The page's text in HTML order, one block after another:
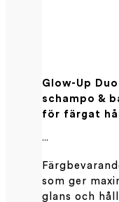
Glow-Up Duo
schampo &
för färgat
...
som ger
glans och